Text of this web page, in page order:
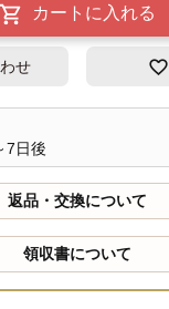
カートに入れる
せ
7日後
返品・交換について
領収書について